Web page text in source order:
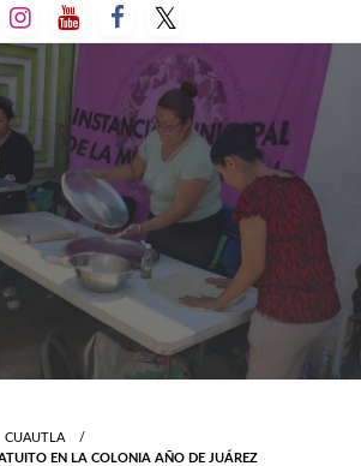
CUAUTLA
EN LA COLONIA AÑO DE JUÁREZ